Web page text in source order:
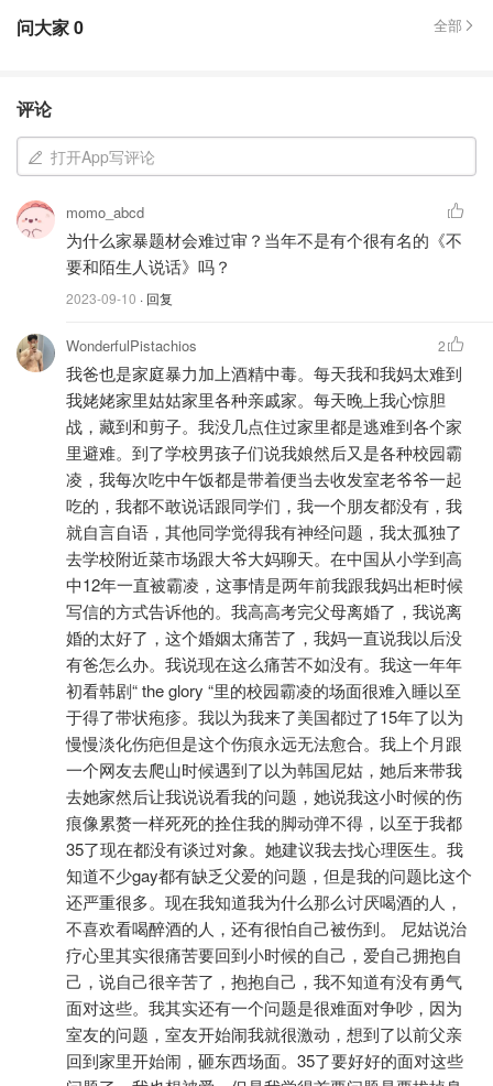
frameborder="0" allowfullscreen class="embed-
电影《我经过风暴》是国内首部“反家暴”电影，取材自现实
社会中无数“家暴”真实案例，主创团队皆是女性，导演秦海
燕更是首次执导电影便选择了现实题材，也正因为同为女
性，才能拍出电影中无数令人共情且愤怒的细节。
电影《我经过风暴》剧情介绍：
图片来自于@豆瓣 ，版权属于原作者
含轻微剧透！
《我经过风暴》通过电影镜头向我们展现了一个上进努力的
独立女性被一段不健康的感情逐步摧残身体乃至心理的过
程，佟丽娅在电影中饰演女主徐敏，徐敏看似拥有在外人看
来事业有成、儿女双全，丈夫还温柔体贴的美满人生...
殊不知她其实正遭受着无人可述的残酷折磨：来自表面彬彬
有礼的丈夫陈均的长期家暴。
问大家0 全部
评论
打开App写评论
momo_abcd
为什么家暴题材会难过审？当年不是有个很有名的《不
要和陌生人说话》吗？
2023-09-10 · 回复
WonderfulPistachios
我爸也是家庭暴力加上酒精中毒。每天我和我妈太难到
我姥姥家里姑姑家里各种亲戚家。每天晚上我心惊胆
战，藏到和剪子。我没几点住过家里都是逃难到各个家
里避难。到了学校男孩子们说我娘然后又是各种校园霸
凌，我每次吃中午饭都是带着便当去收发室老爷爷一起
吃的，我都不敢说话跟同学们，我一个朋友都没有，我
就自言自语，其他同学觉得我有神经问题，我太孤独了
去学校附近菜市场跟大爷大妈聊天。在中国从小学到高
中12年一直被霸凌，这事情是两年前我跟我妈出柜时候
写信的方式告诉他的。我高高考完父母离婚了，我说离
婚的太好了，这个婚姻太痛苦了，我妈一直说我以后没
有爸怎么办。我说现在这么痛苦不如没有。我这一年年
初看韩剧“ the glory “里的校园霸凌的场面很难入睡以至
于得了带状疱疹。我以为我来了美国都过了15年了以为
慢慢淡化伤疤但是这个伤痕永远无法愈合。我上个月跟
一个网友去爬山时候遇到了以为韩国尼姑，她后来带我
去她家然后让我说说看我的问题，她说我这小时候的伤
痕像累赘一样死死的拴住我的脚动弹不得，以至于我都
35了现在都没有谈过对象。她建议我去找心理医生。我
知道不少gay都有缺乏父爱的问题，但是我的问题比这个
还严重很多。现在我知道我为什么那么讨厌喝酒的人，
不喜欢看喝醉酒的人，还有很怕自己被伤到。 尼姑说治
疗心里其实很痛苦要回到小时候的自己，爱自己拥抱自
己，说自己很辛苦了，抱抱自己，我不知道有没有勇气
面对这些。我其实还有一个问题是很难面对争吵，因为
室友的问题，室友开始闹我就很激动，想到了以前父亲
回到家里开始闹，砸东西场面。35了要好好的面对这些
2